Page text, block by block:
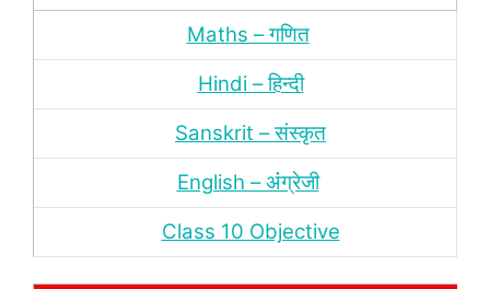
Maths – गणित
Hindi – हिन्‍दी
Sanskrit – संस्‍कृत
English – अंंग्रेजी
Class 10 Objective